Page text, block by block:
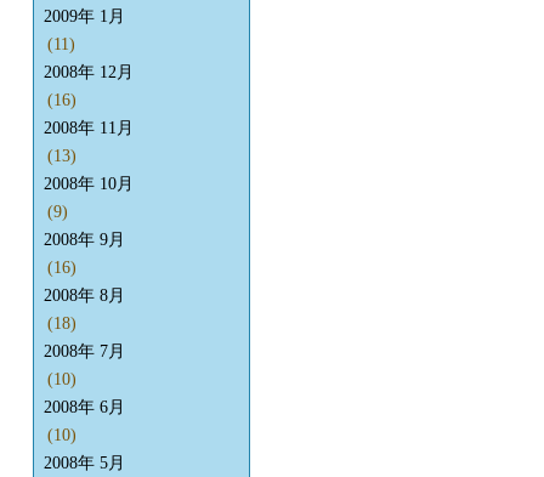
2009年 1月
(11)
2008年 12月
(16)
2008年 11月
(13)
2008年 10月
(9)
2008年 9月
(16)
2008年 8月
(18)
2008年 7月
(10)
2008年 6月
(10)
2008年 5月